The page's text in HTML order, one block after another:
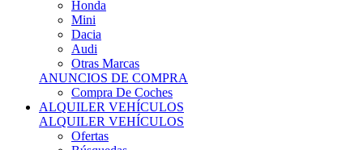
Honda
Mini
Dacia
Audi
Otras Marcas
ANUNCIOS DE COMPRA
Compra De Coches
ALQUILER VEHÍCULOS
ALQUILER VEHÍCULOS
Ofertas